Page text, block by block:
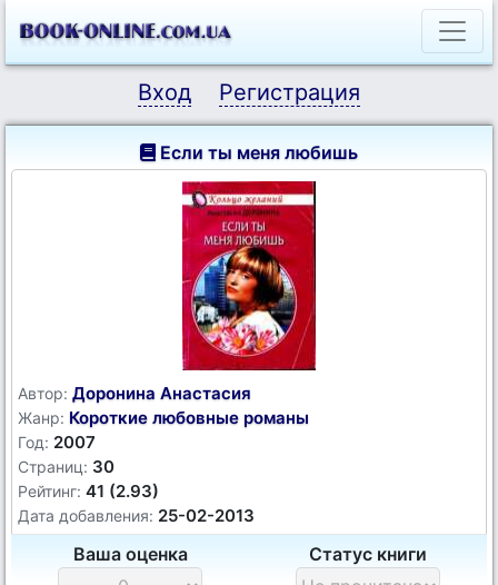
Вход Регистрация
Если ты меня любишь
Автор: Доронина Анастасия
Жанр: Короткие любовные романы
Год: 2007
Страниц: 30
Рейтинг: 41 (2.93)
Дата добавления: 25-02-2013
Ваша оценка Статус книги